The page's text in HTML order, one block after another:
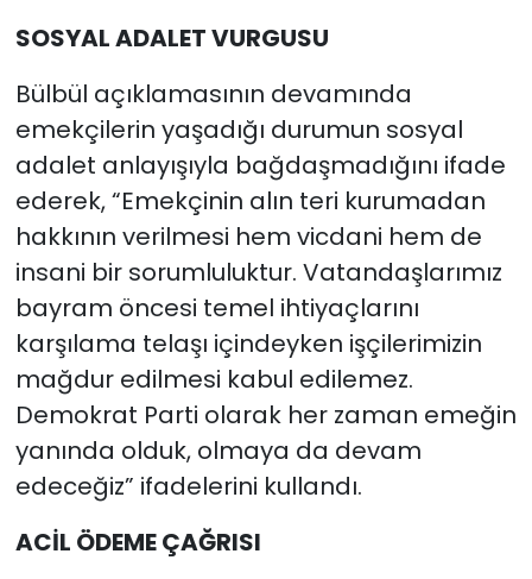
SOSYAL ADALET VURGUSU
Bülbül açıklamasının devamında
emekçilerin yaşadığı durumun sosyal
adalet anlayışıyla bağdaşmadığını ifade
ederek, “Emekçinin alın teri kurumadan
hakkının verilmesi hem vicdani hem de
insani bir sorumluluktur. Vatandaşlarımız
bayram öncesi temel ihtiyaçlarını
karşılama telaşı içindeyken işçilerimizin
mağdur edilmesi kabul edilemez.
Demokrat Parti olarak her zaman emeğin
yanında olduk, olmaya da devam
edeceğiz” ifadelerini kullandı.
ACİL ÖDEME ÇAĞRISI